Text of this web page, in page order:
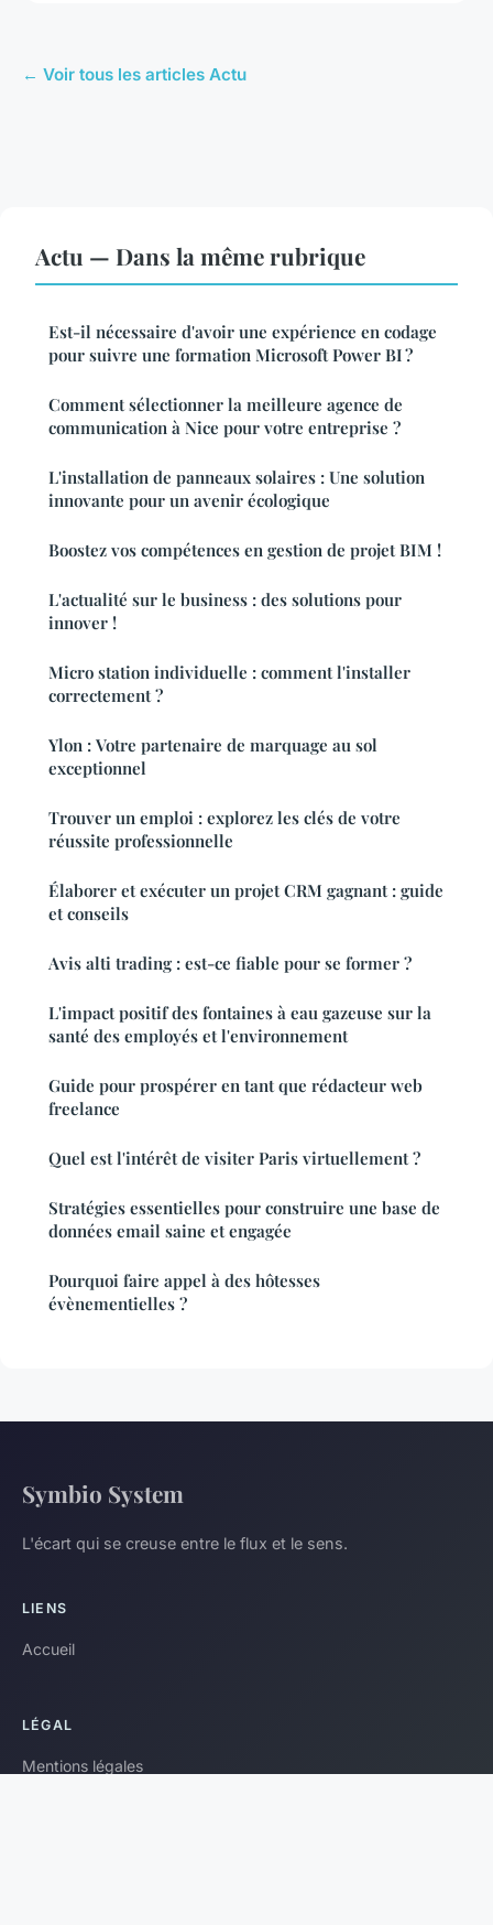
← Voir tous les articles Actu
Actu — Dans la même rubrique
Est-il nécessaire d'avoir une expérience en codage
pour suivre une formation Microsoft Power BI ?
Comment sélectionner la meilleure agence de
communication à Nice pour votre entreprise ?
L'installation de panneaux solaires : Une solution
innovante pour un avenir écologique
Boostez vos compétences en gestion de projet BIM !
L'actualité sur le business : des solutions pour
innover !
Micro station individuelle : comment l'installer
correctement ?
Ylon : Votre partenaire de marquage au sol
exceptionnel
Trouver un emploi : explorez les clés de votre
réussite professionnelle
Élaborer et exécuter un projet CRM gagnant : guide
et conseils
Avis alti trading : est-ce fiable pour se former ?
L'impact positif des fontaines à eau gazeuse sur la
santé des employés et l'environnement
Guide pour prospérer en tant que rédacteur web
freelance
Quel est l'intérêt de visiter Paris virtuellement ?
Stratégies essentielles pour construire une base de
données email saine et engagée
Pourquoi faire appel à des hôtesses
évènementielles ?
Symbio System
L'écart qui se creuse entre le flux et le sens.
LIENS
Accueil
LÉGAL
Mentions légales